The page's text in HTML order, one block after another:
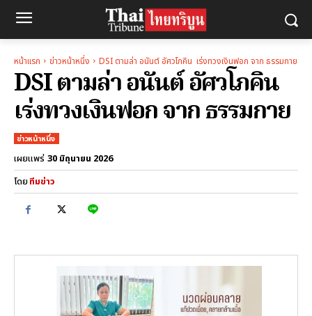
หน้าแรก ข่าวหน้าหนึ่ง DSI ตามล่า อนันต์ อัศวโภคิน เร่งทวงเงินฟอก จาก ธรรมกาย
DSI ตามล่า อนันต์ อัศวโภคิน
เร่งทวงเงินฟอก จาก ธรรมกาย
ข่าวหน้าหนึ่ง
เผยแพร่ 30 มิถุนายน 2026
โดยทีมข่าว